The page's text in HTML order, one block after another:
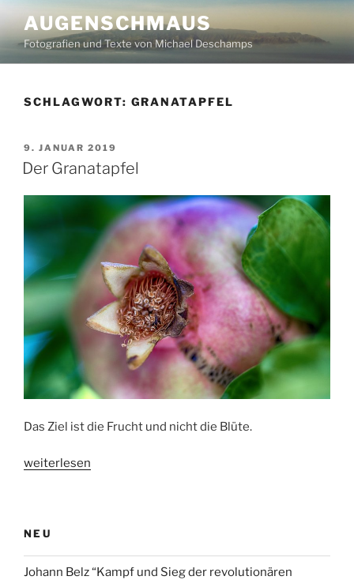
Inhalt
springen
AUGENSCHMAUS
Fotografien und Texte von Michael Deschamps
SCHLAGWORT: GRANATAPFEL
VERÖFFENTLICHT
AM
9. JANUAR 2019
Der Granatapfel
Das Ziel ist die Frucht und nicht die Blüte.
„Der
weiterlesen
NEU
Johann Belz “Kampf und Sieg der revolutionären